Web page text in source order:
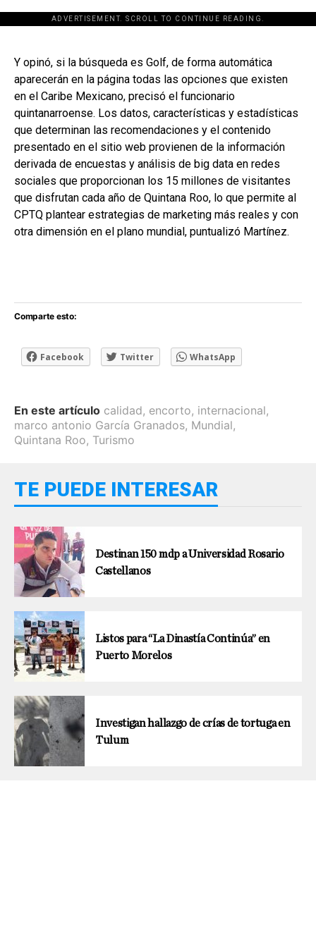
ADVERTISEMENT. SCROLL TO CONTINUE READING.
[adsforwp id="243463"]
Y opinó, si la búsqueda es Golf, de forma automática
aparecerán en la página todas las opciones que existen
en el Caribe Mexicano, precisó el funcionario
quintanarroense. Los datos, características y estadísticas
que determinan las recomendaciones y el contenido
presentado en el sitio web provienen de la información
derivada de encuestas y análisis de big data en redes
sociales que proporcionan los 15 millones de visitantes
que disfrutan cada año de Quintana Roo, lo que permite al
CPTQ plantear estrategias de marketing más reales y con
otra dimensión en el plano mundial, puntualizó Martínez.
Comparte esto:
Facebook Twitter WhatsApp
En este artículo calidad, encorto, internacional,
marco antonio García Granados, Mundial,
Quintana Roo, Turismo
TE PUEDE INTERESAR
Destinan 150 mdp a Universidad Rosario
Castellanos
Listos para “La Dinastía Continúa” en
Puerto Morelos
Investigan hallazgo de crías de tortuga en
Tulum